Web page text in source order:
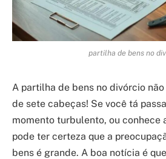
partilha de bens no
A partilha de bens no divórcio
de sete cabeças! Se você tá
momento turbulento, ou conhece
pode ter certeza que a
bens é grande. A boa notícia é